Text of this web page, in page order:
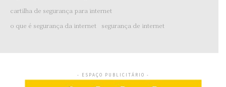
cartilha de segurança para internet
o que é segurança da internet
segurança de internet
- ESPAÇO PUBLICITÁRIO -